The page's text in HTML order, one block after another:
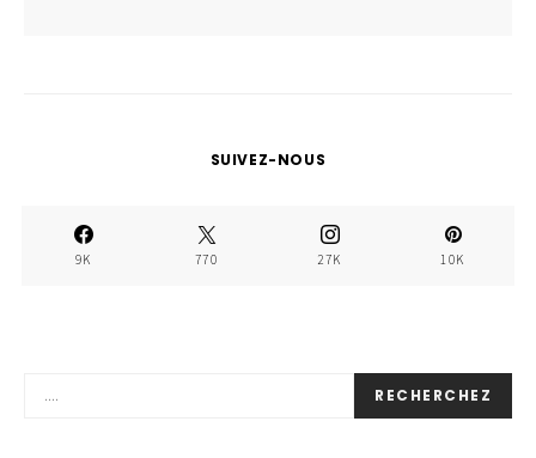
SUIVEZ-NOUS
9K 770 27K 10K
RECHERCHEZ